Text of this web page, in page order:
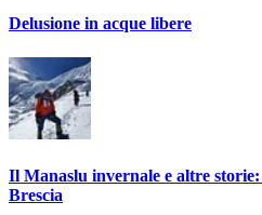
Delusione in acque libere
Il Manaslu invernale e altre
Brescia